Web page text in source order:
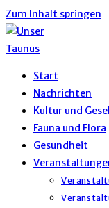
Zum Inhalt springen
Start
Nachrichten
Kultur und
Fauna und Flora
Gesundheit